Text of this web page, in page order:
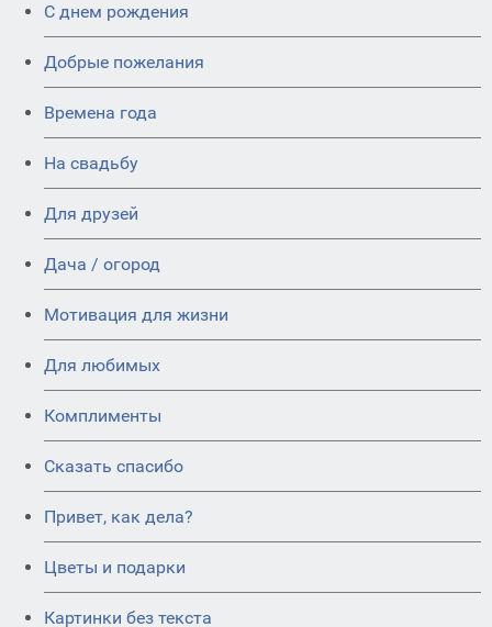
C днем рождения
Добрые пожелания
Времена года
На свадьбу
Для друзей
Дача / огород
Мотивация для жизни
Для любимых
Комплименты
Сказать спасибо
Привет, как дела?
Цветы и подарки
Картинки без текста